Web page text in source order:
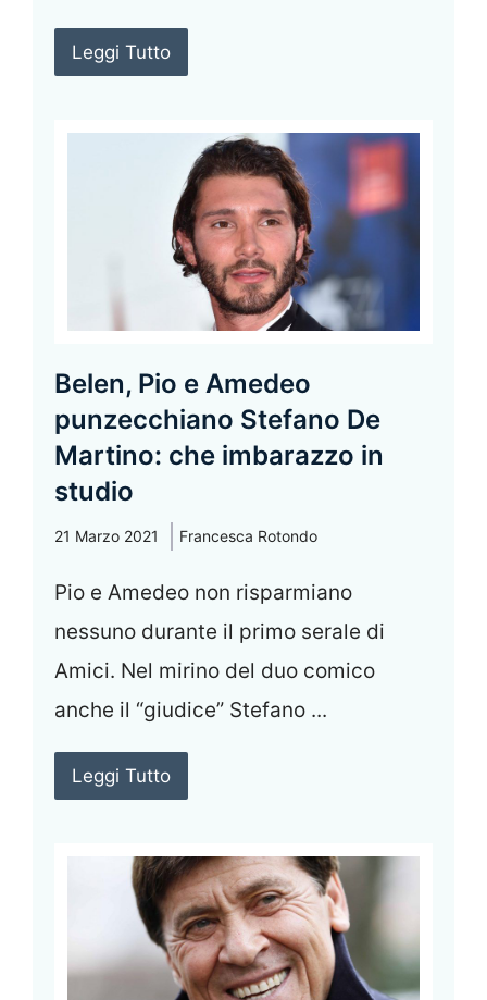
Leggi Tutto
Belen, Pio e Amedeo
punzecchiano Stefano De
Martino: che imbarazzo in
studio
21 Marzo 2021 Francesca Rotondo
Pio e Amedeo non risparmiano
nessuno durante il primo serale di
Amici. Nel mirino del duo comico
anche il “giudice” Stefano ...
Leggi Tutto